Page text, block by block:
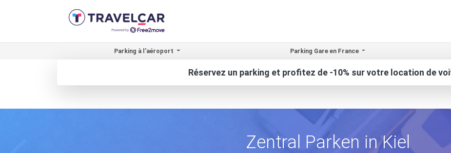
Parking à l'aéroport Parking Gare en France
Réservez un parking et profitez de -10% sur votre location de
Zentral Parken in Kiel